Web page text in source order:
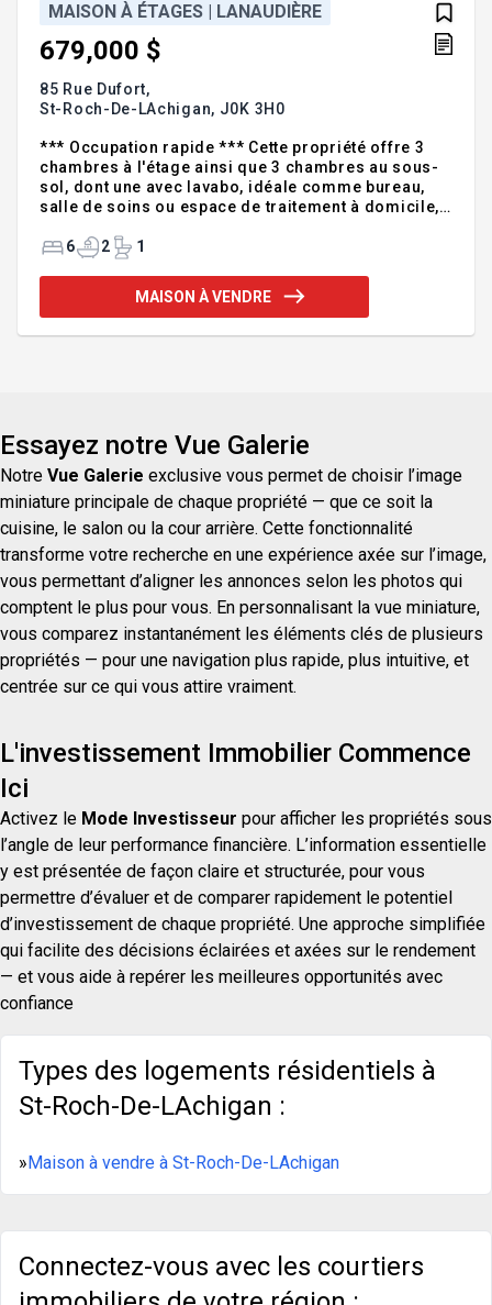
MAISON À ÉTAGES | LANAUDIÈRE
679,000 $
85 Rue Dufort,
St-Roch-De-LAchigan, J0K 3H0
*** Occupation rapide *** Cette propriété offre 3
chambres à l'étage ainsi que 3 chambres au sous-
sol, dont une avec lavabo, idéale comme bureau,
salle de soins ou espace de traitement à domicile,
multiples possibilités pour une grande famille et/ou
une clinique à domicile. Deux salles de bain
complètes, dont une entièrement rénovée au goût
du jour. Cour entièrement aménagée, bordée de
6 2 1
MAISON À VENDRE
Essayez notre Vue Galerie
Notre Vue Galerie exclusive vous permet de choisir l’image
miniature principale de chaque propriété — que ce soit la
cuisine, le salon ou la cour arrière. Cette fonctionnalité
transforme votre recherche en une expérience axée sur l’image,
vous permettant d’aligner les annonces selon les photos qui
comptent le plus pour vous. En personnalisant la vue miniature,
vous comparez instantanément les éléments clés de plusieurs
propriétés — pour une navigation plus rapide, plus intuitive, et
centrée sur ce qui vous attire vraiment.
L'investissement Immobilier Commence
Ici
Activez le Mode Investisseur pour afficher les propriétés sous
l’angle de leur performance financière. L’information essentielle
y est présentée de façon claire et structurée, pour vous
permettre d’évaluer et de comparer rapidement le potentiel
d’investissement de chaque propriété. Une approche simplifiée
qui facilite des décisions éclairées et axées sur le rendement
— et vous aide à repérer les meilleures opportunités avec
confiance
Types des logements résidentiels à
St-Roch-De-LAchigan :
»Maison à vendre à St-Roch-De-LAchigan
Connectez-vous avec les courtiers